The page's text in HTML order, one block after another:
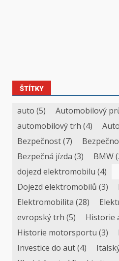
ŠTÍTKY
auto (5) Automobilový
automobilový trh (4)
Bezpečnost(7)
Bezpečná jízda (3) BMW
dojezd elektromobilu (4)
Dojezd elektromobilů (3)
Elektromobilita (28)
evropský trh (5) Historie
Historie motorsportu (3)
Investice do aut(4)